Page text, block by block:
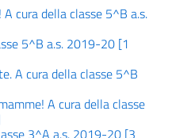
A cura della classe 5^B a.s.
5^B a.s. 2019-20 [1
A cura della classe 5^B
A cura della classe
3^A a.s. 2019-20 [3